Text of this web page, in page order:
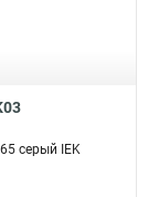
серый IEK